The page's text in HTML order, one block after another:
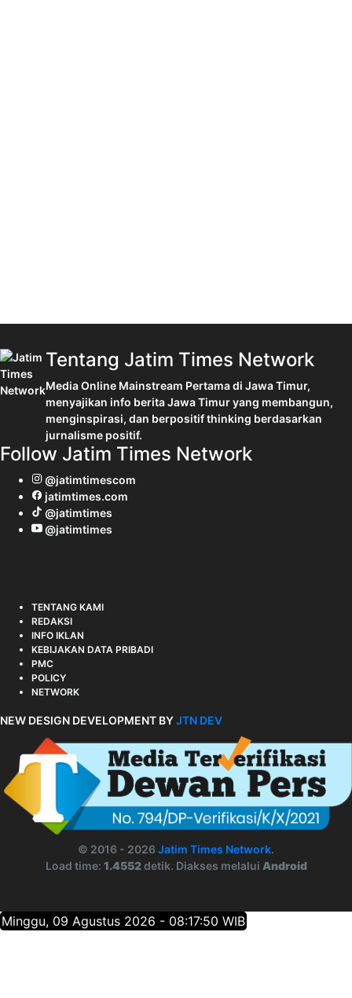
Tentang Jatim Times Network
Media Online Mainstream Pertama di Jawa Timur,
menyajikan info berita Jawa Timur yang membangun,
menginspirasi, dan berpositif thinking berdasarkan
jurnalisme positif.
Follow Jatim Times Network
@jatimtimescom
jatimtimes.com
@jatimtimes
@jatimtimes
TENTANG KAMI
REDAKSI
INFO IKLAN
KEBIJAKAN DATA PRIBADI
PMC
POLICY
NETWORK
NEW DESIGN DEVELOPMENT BYJTN DEV
© 2016 - 2026 Jatim Times Network.
Load time: 1.4552detik. Diakses melalui Android
Minggu, 09 Agustus 2026 - 08:17:51 WIB